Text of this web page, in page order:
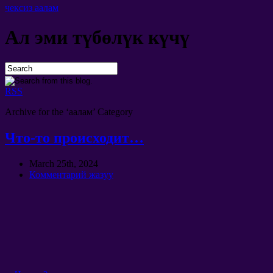
чексиз аалам
Ал эми түбөлүк күчү
RSS
Archive for the ‘аалам’ Category
Что-то происходит…
March 25th, 2024
Комментарий жазуу